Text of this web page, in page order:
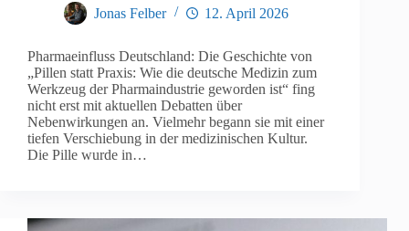
Jonas Felber 12. April 2026
Pharmaeinfluss Deutschland: Die Geschichte von
„Pillen statt Praxis: Wie die deutsche Medizin zum
Werkzeug der Pharmaindustrie geworden ist“ fing
nicht erst mit aktuellen Debatten über
Nebenwirkungen an. Vielmehr begann sie mit einer
tiefen Verschiebung in der medizinischen Kultur.
Die Pille wurde in…